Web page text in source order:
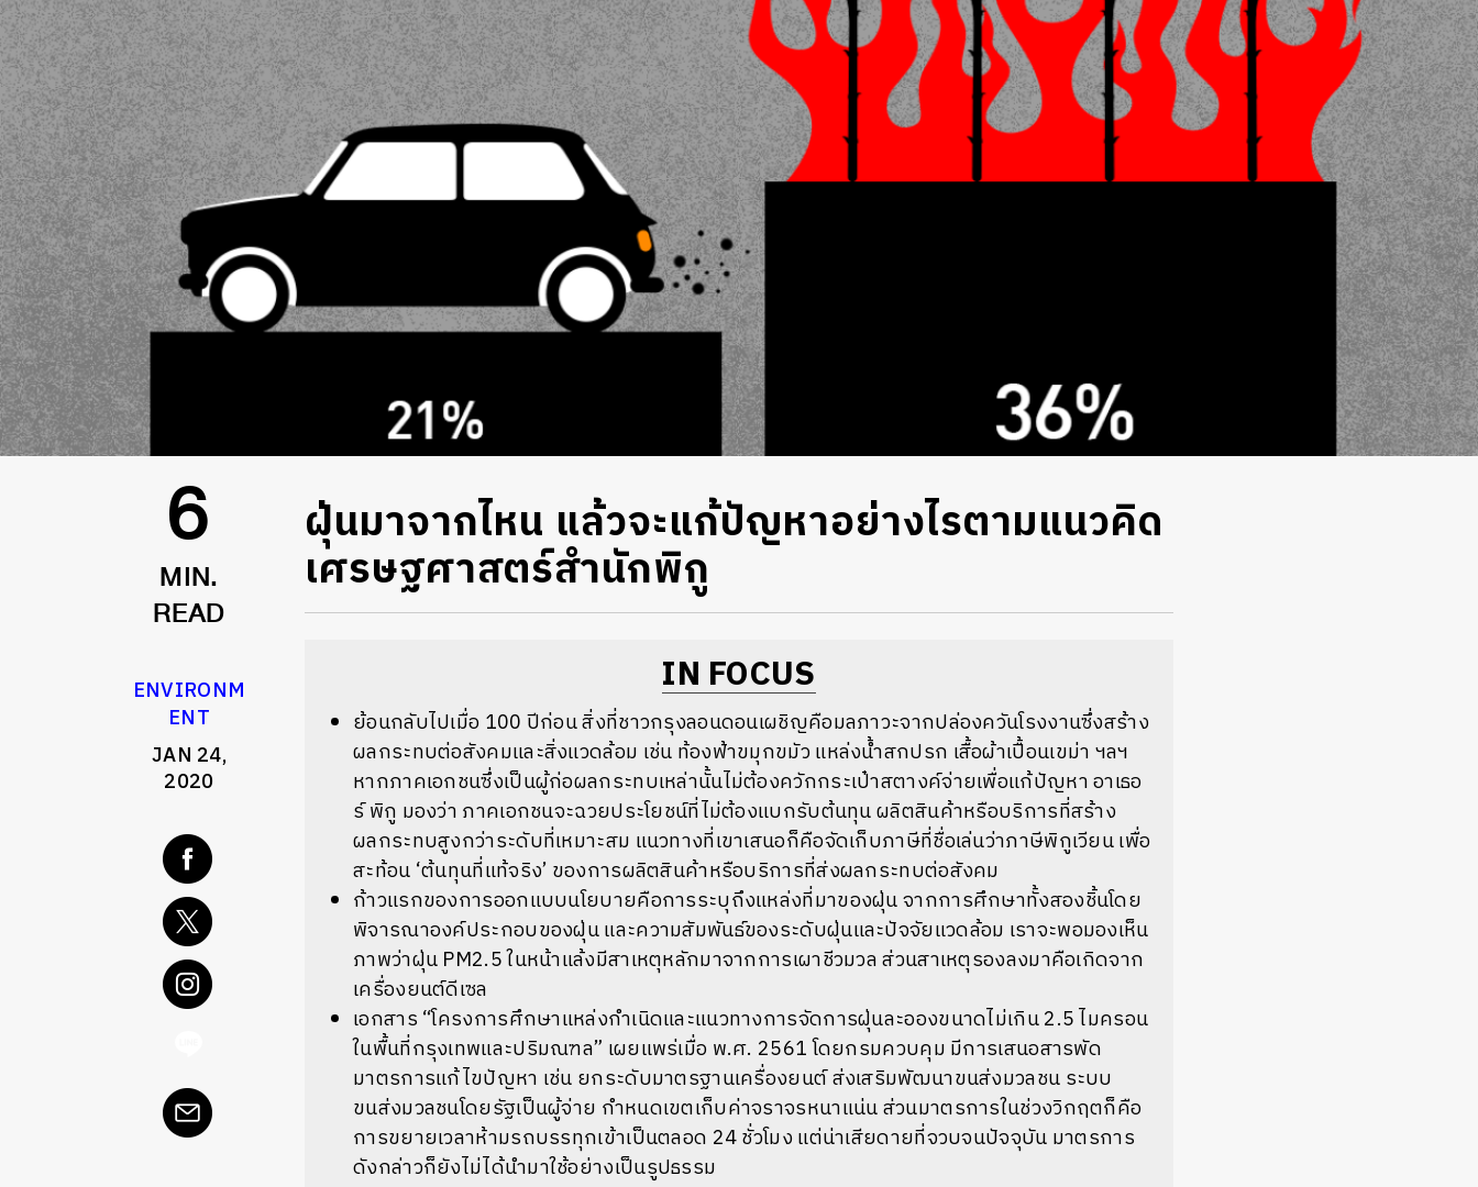
6
MIN.
READ
ENVIRONM
ENT
JAN 24,
2020
ฝุ่นมาจากไหน แล้วจะแก้ปัญหาอย่างไรตามแนวคิด
เศรษฐศาสตร์สำนักพิกู
IN FOCUS
ย้อนกลับไปเมื่อ 100 ปีก่อน สิ่งที่ชาวกรุงลอนดอนเผชิญคือมลภาวะจากปล่องควันโรงงานซึ่งสร้าง
ผลกระทบต่อสังคมและสิ่งแวดล้อม เช่น ท้องฟ้าขมุกขมัว แหล่งน้ำสกปรก เสื้อผ้าเปื้อนเขม่า ฯลฯ
หากภาคเอกชนซึ่งเป็นผู้ก่อผลกระทบเหล่านั้นไม่ต้องควักกระเป๋าสตางค์จ่ายเพื่อแก้ปัญหา อาเธอ
ร์ พิกู มองว่า ภาคเอกชนจะฉวยประโยชน์ที่ไม่ต้องแบกรับต้นทุน ผลิตสินค้าหรือบริการที่สร้าง
ผลกระทบสูงกว่าระดับที่เหมาะสม แนวทางที่เขาเสนอก็คือจัดเก็บภาษีที่ชื่อเล่นว่าภาษีพิกูเวียน เพื่อ
สะท้อน ‘ต้นทุนที่แท้จริง’ ของการผลิตสินค้าหรือบริการที่ส่งผลกระทบต่อสังคม
ก้าวแรกของการออกแบบนโยบายคือการระบุถึงแหล่งที่มาของฝุ่น จากการศึกษาทั้งสองชิ้นโดย
พิจารณาองค์ประกอบของฝุ่น และความสัมพันธ์ของระดับฝุ่นและปัจจัยแวดล้อม เราจะพอมองเห็น
ภาพว่าฝุ่น PM2.5 ในหน้าแล้งมีสาเหตุหลักมาจากการเผาชีวมวล ส่วนสาเหตุรองลงมาคือเกิดจาก
เครื่องยนต์ดีเซล
เอกสาร “โครงการศึกษาแหล่งกำเนิดและแนวทางการจัดการฝุ่นละอองขนาดไม่เกิน 2.5 ไมครอน
ในพื้นที่กรุงเทพและปริมณฑล” เผยแพร่เมื่อ พ.ศ. 2561 โดยกรมควบคุม มีการเสนอสารพัด
มาตรการแก้ไขปัญหา เช่น ยกระดับมาตรฐานเครื่องยนต์ ส่งเสริมพัฒนาขนส่งมวลชน ระบบ
ขนส่งมวลชนโดยรัฐเป็นผู้จ่าย กำหนดเขตเก็บค่าจราจรหนาแน่น ส่วนมาตรการในช่วงวิกฤตก็คือ
การขยายเวลาห้ามรถบรรทุกเข้าเป็นตลอด 24 ชั่วโมง แต่น่าเสียดายที่จวบจนปัจจุบัน มาตรการ
ดังกล่าวก็ยังไม่ได้นำมาใช้อย่างเป็นรูปธรรม